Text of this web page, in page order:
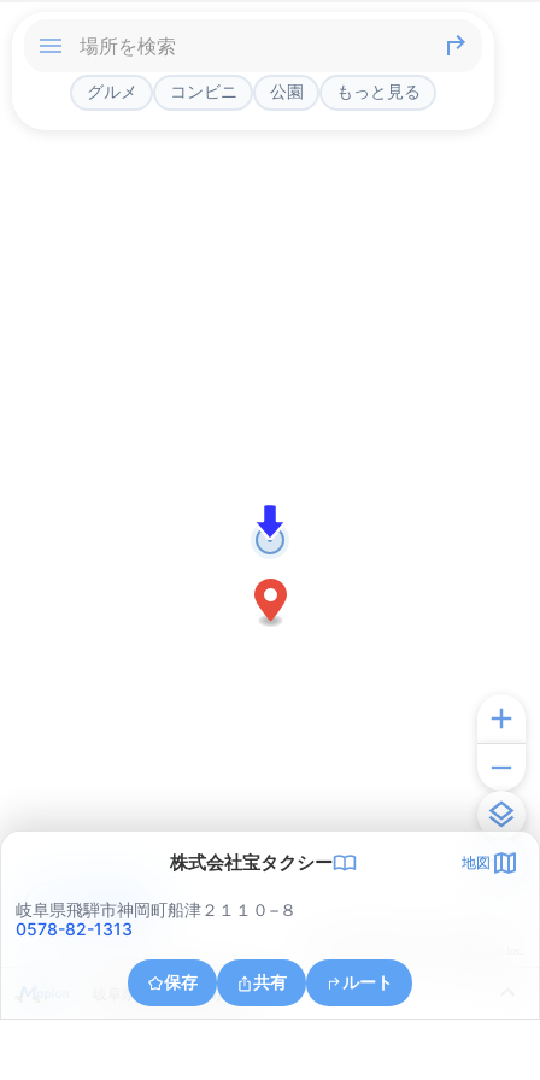
グルメ コンビニ 公園 もっと見る
株式会社宝タクシー 地図
岐阜県飛騨市神岡町船津２１１０−８
0578-82-1313
保存 共有 ルート
岐阜県飛騨市神岡町鹿間
アプリで見る